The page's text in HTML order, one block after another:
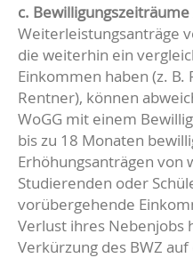
c.
Weiterleistungsanträge
die weiterhin ein
Einkommen haben (z.
Rentner), können
WoGG mit einem
bis zu 18 Monaten
Erhöhungsanträgen von
Studierenden oder
vorübergehende
Verlust ihres Nebenjobs
Verkürzung des BWZ